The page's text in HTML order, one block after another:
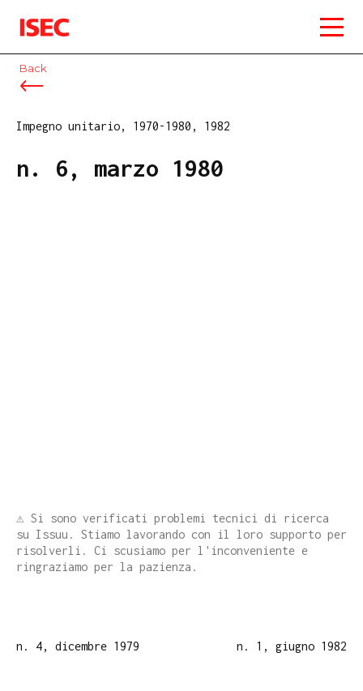
ISEC
Back
Impegno unitario, 1970-1980, 1982
n. 6, marzo 1980
⚠️ Si sono verificati problemi tecnici di ricerca
su Issuu. Stiamo lavorando con il loro supporto per
risolverli. Ci scusiamo per l'inconveniente e
ringraziamo per la pazienza.
n. 4, dicembre 1979 n. 1, giugno 1982